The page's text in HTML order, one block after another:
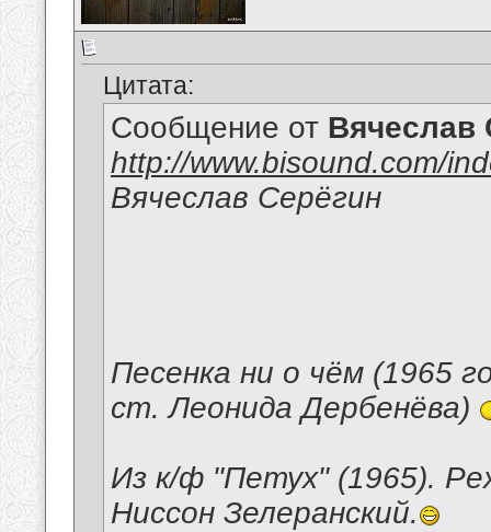
Цитата:
Сообщение от Вячеслав
http://www.bisound.com/
Вячеслав Серёгин
Песенка ни о чём (1965
ст. Леонида Дербенёва)
Из к/ф "Петух" (1965).
Ниссон Зелеранский.